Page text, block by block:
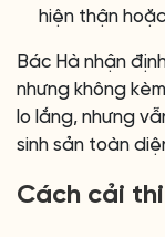
hiện thận
Bác Hà nhận
nhưng không
lo lắng, nhưng
sinh sản toàn
Cách cải